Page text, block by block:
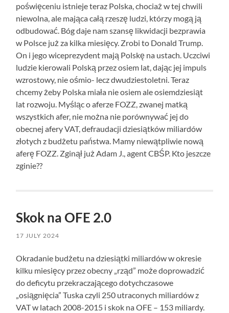
poświęceniu istnieje teraz Polska, chociaż w tej chwili
niewolna, ale mająca całą rzeszę ludzi, którzy mogą ją
odbudować. Bóg daje nam szansę likwidacji bezprawia
w Polsce już za kilka miesięcy. Zrobi to Donald Trump.
On i jego wiceprezydent mają Polskę na ustach. Uczciwi
ludzie kierowali Polską przez osiem lat, dając jej impuls
wzrostowy, nie ośmio- lecz dwudziestoletni. Teraz
chcemy żeby Polska miała nie osiem ale osiemdziesiąt
lat rozwoju. Myśląc o aferze FOZZ, zwanej matką
wszystkich afer, nie można nie porównywać jej do
obecnej afery VAT, defraudacji dziesiątków miliardów
złotych z budżetu państwa. Mamy niewątpliwie nową
aferę FOZZ. Zginął już Adam J., agent CBŚP. Kto jeszcze
zginie??
Skok na OFE 2.0
17 JULY 2024
Okradanie budżetu na dziesiątki miliardów w okresie
kilku miesięcy przez obecny „rząd” może doprowadzić
do deficytu przekraczającego dotychczasowe
„osiągnięcia” Tuska czyli 250 utraconych miliardów z
VAT w latach 2008-2015 i skok na OFE – 153 miliardy.